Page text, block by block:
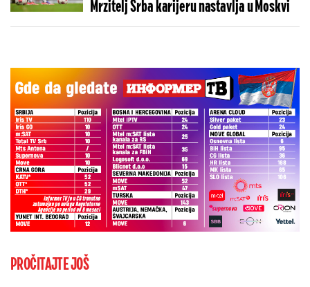
Mrzitelj Srba karijeru nastavlja u Moskvi
PROČITAJTE JOŠ